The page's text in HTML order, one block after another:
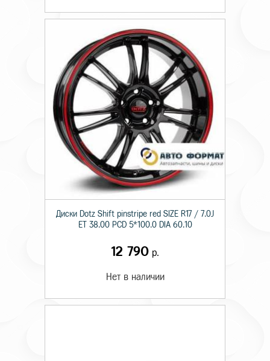
Диски Dotz Shift pinstripe red SIZE R17 / 7.0J
ET 38.00 PCD 5*100.0 DIA 60.10
12 790 р.
Нет в наличии